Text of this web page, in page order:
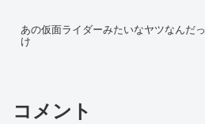
あの仮面ライダーみたいなヤツなんだっ
け
コメント